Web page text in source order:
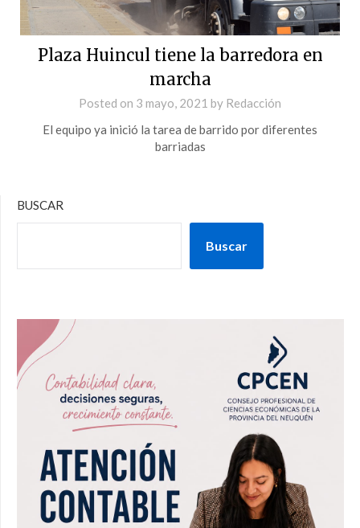
Plaza Huincul tiene la barredora en
marcha
Posted on 3 mayo, 2021 by Redacción
El equipo ya inició la tarea de barrido por diferentes
barriadas
BUSCAR
Buscar